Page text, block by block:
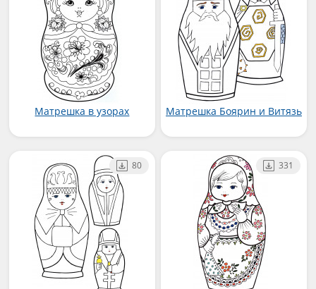
Матрешка в узорах Матрешка Боярин и Витязь
80 331